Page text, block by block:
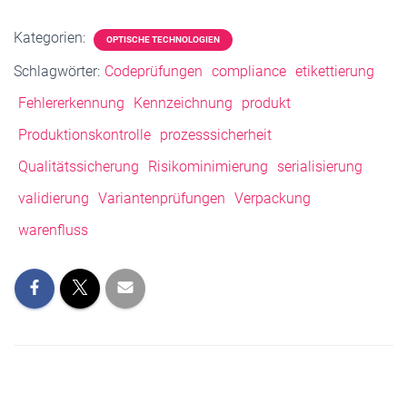
Kategorien: OPTISCHE TECHNOLOGIEN
Schlagwörter: Codeprüfungen compliance etikettierung
Fehlererkennung
Kennzeichnung
produkt
Produktionskontrolle prozesssicherheit
Qualitätssicherung
Risikominimierung
serialisierung
validierung Variantenprüfungen Verpackung
warenfluss